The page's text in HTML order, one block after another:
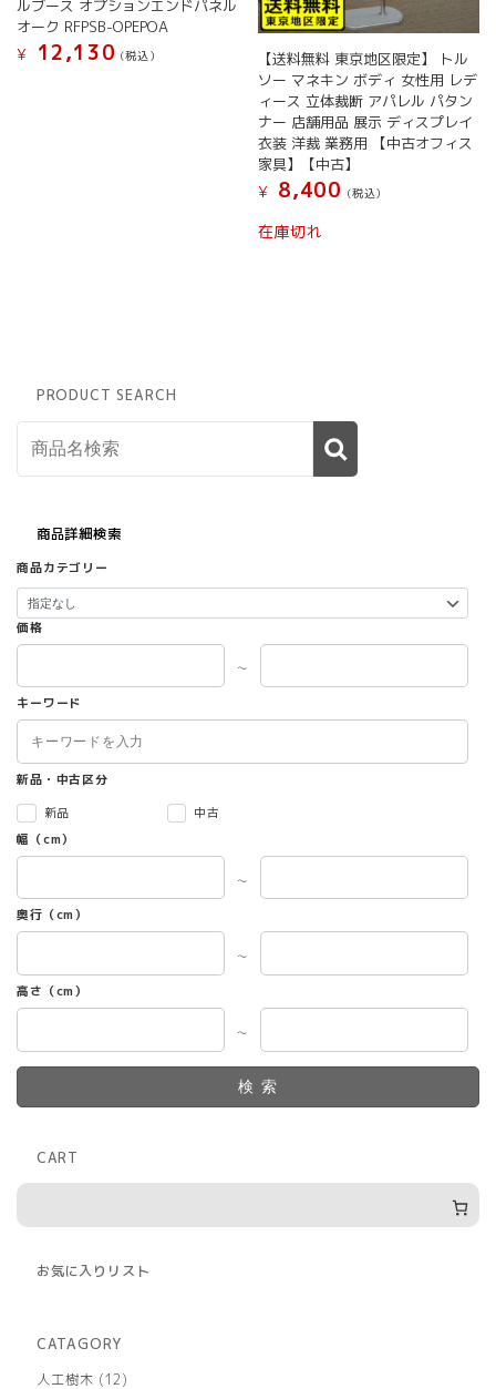
ルブース オプションエンドパネル
オーク RFPSB-OPEPOA
¥
12,130 (税込）
【送料無料 東京地区限定】 トル
ソー マネキン ボディ 女性用 レデ
ィース 立体裁断 アパレル パタン
ナー 店舗用品 展示 ディスプレイ
衣装 洋裁 業務用 【中古オフィス
家具】【中古】
¥
8,400 (税込）
在庫切れ
PRODUCT SEARCH
商品詳細検索
商品カテゴリー
価格
～
キーワード
新品・中古区分
新品
中古
幅（cm）
～
奥行（cm）
～
高さ（cm）
～
検索
CART
お気に入りリスト
CATAGORY
人工樹木
1212